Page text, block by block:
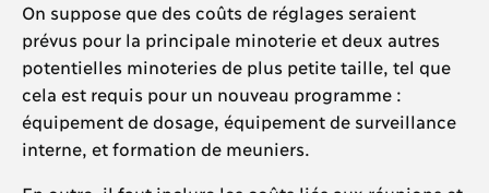
On suppose que des coûts de réglages seraient
prévus pour la principale minoterie et deux autres
potentielles minoteries de plus petite taille, tel que
cela est requis pour un nouveau programme :
équipement de dosage, équipement de surveillance
interne, et formation de meuniers.